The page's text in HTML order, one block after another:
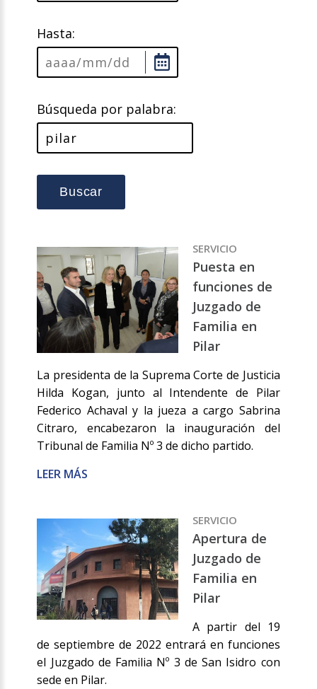
Hasta:
Búsqueda por palabra:
Buscar
SERVICIO
Puesta en
funciones de
Juzgado de
Familia en
Pilar
La presidenta de la Suprema Corte de Justicia
Hilda Kogan, junto al Intendente de Pilar
Federico Achaval y la jueza a cargo Sabrina
Citraro, encabezaron la inauguración del
Tribunal de Familia Nº 3 de dicho partido.
LEER MÁS
SERVICIO
Apertura de
Juzgado de
Familia en
Pilar
A partir del 19
de septiembre de 2022 entrará en funciones
el Juzgado de Familia Nº 3 de San Isidro con
sede en Pilar.